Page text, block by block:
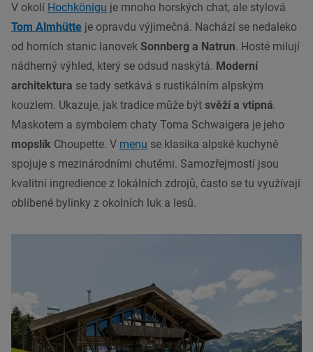
V okolí Hochkönigu je mnoho horských chat, ale stylová
Tom Almhütte je opravdu výjimečná. Nachází se nedaleko
od horních stanic lanovek Sonnberg a Natrun. Hosté milují
nádherný výhled, který se odsud naskýtá. Moderní
architektura se tady setkává s rustikálním alpským
kouzlem. Ukazuje, jak tradice může být svěží a vtipná.
Maskotem a symbolem chaty Toma Schwaigera je jeho
mopslík Choupette. V menu se klasika alpské kuchyně
spojuje s mezinárodními chutěmi. Samozřejmostí jsou
kvalitní ingredience z lokálních zdrojů, často se tu využívají
oblíbené bylinky z okolních luk a lesů.